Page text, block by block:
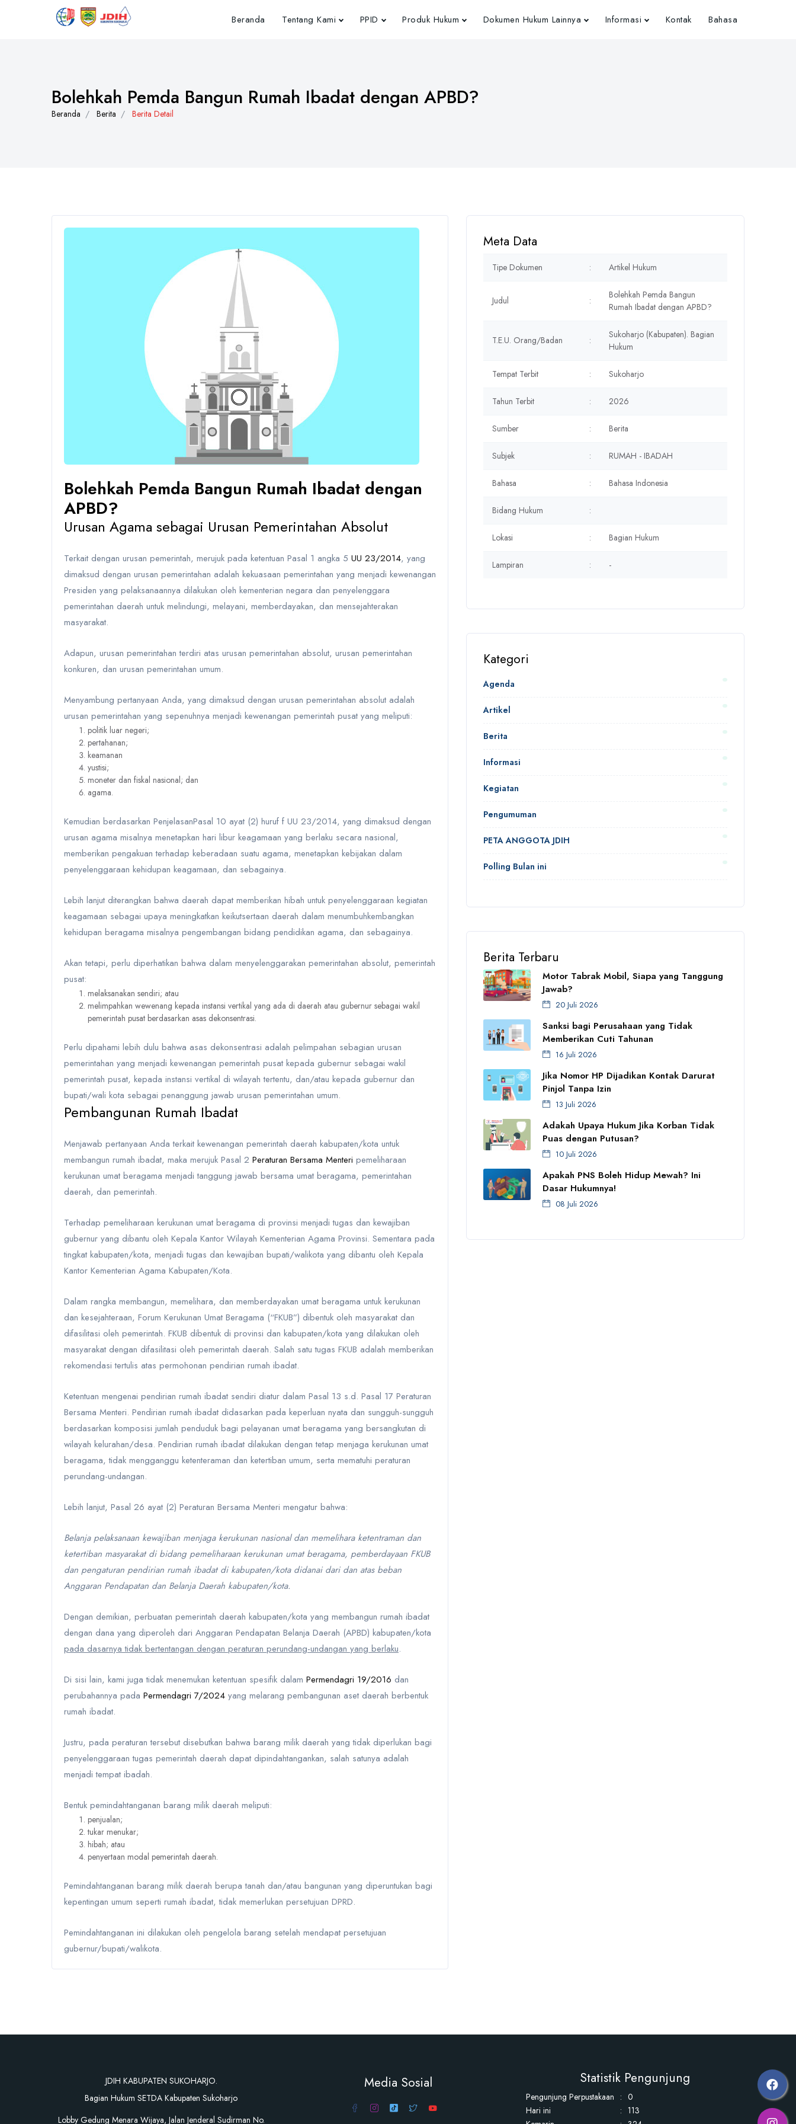
Beranda Tentang Kami PPID Produk Hukum Dokumen Hukum Lainnya Informasi Kontak Bahasa
Bolehkah Pemda Bangun Rumah Ibadat dengan APBD?
Beranda Berita Berita Detail
Bolehkah Pemda Bangun Rumah Ibadat dengan
APBD?
Urusan Agama sebagai Urusan Pemerintahan Absolut
Terkait dengan urusan pemerintah, merujuk pada ketentuan Pasal 1 angka 5 UU 23/2014, yang
dimaksud dengan urusan pemerintahan adalah kekuasaan pemerintahan yang menjadi kewenangan
Presiden yang pelaksanaannya dilakukan oleh kementerian negara dan penyelenggara
pemerintahan daerah untuk melindungi, melayani, memberdayakan, dan mensejahterakan
masyarakat.
Adapun, urusan pemerintahan terdiri atas urusan pemerintahan absolut, urusan pemerintahan
konkuren, dan urusan pemerintahan umum.
Menyambung pertanyaan Anda, yang dimaksud dengan urusan pemerintahan absolut adalah
urusan pemerintahan yang sepenuhnya menjadi kewenangan pemerintah pusat yang meliputi:
politik luar negeri;
pertahanan;
keamanan
yustisi;
moneter dan fiskal nasional; dan
agama.
Kemudian berdasarkan PenjelasanPasal 10 ayat (2) huruf f UU 23/2014, yang dimaksud dengan
urusan agama misalnya menetapkan hari libur keagamaan yang berlaku secara nasional,
memberikan pengakuan terhadap keberadaan suatu agama, menetapkan kebijakan dalam
penyelenggaraan kehidupan keagamaan, dan sebagainya.
Lebih lanjut diterangkan bahwa daerah dapat memberikan hibah untuk penyelenggaraan kegiatan
keagamaan sebagai upaya meningkatkan keikutsertaan daerah dalam menumbuhkembangkan
kehidupan beragama misalnya pengembangan bidang pendidikan agama, dan sebagainya.
Akan tetapi, perlu diperhatikan bahwa dalam menyelenggarakan pemerintahan absolut, pemerintah
pusat:
melaksanakan sendiri; atau
melimpahkan wewenang kepada instansi vertikal yang ada di daerah atau gubernur sebagai wakil
pemerintah pusat berdasarkan asas dekonsentrasi.
Perlu dipahami lebih dulu bahwa asas dekonsentrasi adalah pelimpahan sebagian urusan
pemerintahan yang menjadi kewenangan pemerintah pusat kepada gubernur sebagai wakil
pemerintah pusat, kepada instansi vertikal di wilayah tertentu, dan/atau kepada gubernur dan
bupati/wali kota sebagai penanggung jawab urusan pemerintahan umum.
Pembangunan Rumah Ibadat
Menjawab pertanyaan Anda terkait kewenangan pemerintah daerah kabupaten/kota untuk
membangun rumah ibadat, maka merujuk Pasal 2 Peraturan Bersama Menteri pemeliharaan
kerukunan umat beragama menjadi tanggung jawab bersama umat beragama, pemerintahan
daerah, dan pemerintah.
Terhadap pemeliharaan kerukunan umat beragama di provinsi menjadi tugas dan kewajiban
gubernur yang dibantu oleh Kepala Kantor Wilayah Kementerian Agama Provinsi. Sementara pada
tingkat kabupaten/kota, menjadi tugas dan kewajiban bupati/walikota yang dibantu oleh Kepala
Kantor Kementerian Agama Kabupaten/Kota.
Dalam rangka membangun, memelihara, dan memberdayakan umat beragama untuk kerukunan
dan kesejahteraan, Forum Kerukunan Umat Beragama (“FKUB”) dibentuk oleh masyarakat dan
difasilitasi oleh pemerintah. FKUB dibentuk di provinsi dan kabupaten/kota yang dilakukan oleh
masyarakat dengan difasilitasi oleh pemerintah daerah. Salah satu tugas FKUB adalah memberikan
rekomendasi tertulis atas permohonan pendirian rumah ibadat.
Ketentuan mengenai pendirian rumah ibadat sendiri diatur dalam Pasal 13 s.d. Pasal 17 Peraturan
Bersama Menteri. Pendirian rumah ibadat didasarkan pada keperluan nyata dan sungguh-sungguh
berdasarkan komposisi jumlah penduduk bagi pelayanan umat beragama yang bersangkutan di
wilayah kelurahan/desa. Pendirian rumah ibadat dilakukan dengan tetap menjaga kerukunan umat
beragama, tidak mengganggu ketenteraman dan ketertiban umum, serta mematuhi peraturan
perundang-undangan.
Lebih lanjut, Pasal 26 ayat (2) Peraturan Bersama Menteri mengatur bahwa:
Belanja pelaksanaan kewajiban menjaga kerukunan nasional dan memelihara ketentraman dan
ketertiban masyarakat di bidang pemeliharaan kerukunan umat beragama, pemberdayaan FKUB
dan pengaturan pendirian rumah ibadat di kabupaten/kota didanai dari dan atas beban
Anggaran Pendapatan dan Belanja Daerah kabupaten/kota.
Dengan demikian, perbuatan pemerintah daerah kabupaten/kota yang membangun rumah ibadat
dengan dana yang diperoleh dari Anggaran Pendapatan Belanja Daerah (APBD) kabupaten/kota
pada dasarnya tidak bertentangan dengan peraturan perundang-undangan yang berlaku.
Di sisi lain, kami juga tidak menemukan ketentuan spesifik dalam Permendagri 19/2016 dan
perubahannya pada Permendagri 7/2024 yang melarang pembangunan aset daerah berbentuk
rumah ibadat.
Justru, pada peraturan tersebut disebutkan bahwa barang milik daerah yang tidak diperlukan bagi
penyelenggaraan tugas pemerintah daerah dapat dipindahtangankan, salah satunya adalah
menjadi tempat ibadah.
Bentuk pemindahtanganan barang milik daerah meliputi:
penjualan;
tukar menukar;
hibah; atau
penyertaan modal pemerintah daerah.
Pemindahtanganan barang milik daerah berupa tanah dan/atau bangunan yang diperuntukan bagi
kepentingan umum seperti rumah ibadat, tidak memerlukan persetujuan DPRD.
Pemindahtanganan ini dilakukan oleh pengelola barang setelah mendapat persetujuan
gubernur/bupati/walikota.
Meta Data
Tipe Dokumen : Artikel Hukum
Judul :
Bolehkah Pemda Bangun
Rumah Ibadat dengan APBD?
T.E.U. Orang/Badan :
Sukoharjo (Kabupaten). Bagian
Hukum
Tempat Terbit : Sukoharjo
Tahun Terbit : 2026
Sumber : Berita
Subjek : RUMAH - IBADAH
Bahasa : Bahasa Indonesia
Bidang Hukum :
Lokasi : Bagian Hukum
Lampiran : -
Kategori
Agenda
Artikel
Berita
Informasi
Kegiatan
Pengumuman
PETA ANGGOTA JDIH
Polling Bulan ini
Berita Terbaru
Motor Tabrak Mobil, Siapa yang Tanggung
Jawab?
20 Juli 2026
Sanksi bagi Perusahaan yang Tidak
Memberikan Cuti Tahunan
16 Juli 2026
Jika Nomor HP Dijadikan Kontak Darurat
Pinjol Tanpa Izin
13 Juli 2026
Adakah Upaya Hukum Jika Korban Tidak
Puas dengan Putusan?
10 Juli 2026
Apakah PNS Boleh Hidup Mewah? Ini
Dasar Hukumnya!
08 Juli 2026
JDIH KABUPATEN SUKOHARJO.
Bagian Hukum SETDA Kabupaten Sukoharjo
Lobby Gedung Menara Wijaya, Jalan Jenderal Sudirman No.
Media Sosial Statistik Pengunjung
Pengunjung Perpustakaan : 0
Hari ini
: 113